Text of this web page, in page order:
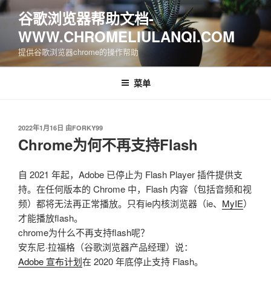
跳
容
谷歌浏览器帮助文档-
WWW.CHROMELIULANQI.COM
提供谷歌浏览器chrome的操作帮助
菜单
发
布
于
2022年1月16日 由FORKY99
Chrome为何不再支持Flash
自 2021 年起，Adobe 已停止为 Flash Player 插件提供支
持。在任何版本的 Chrome 中，Flash 内容（包括音频和视
频）都将无法再正常播放。只有ie内核浏览器（ie、 MyIE）
才能播放flash。
chrome为什么不再支持flash呢？
安东尼·拉福格（谷歌浏览器产品经理）说：
Adobe 宣布计划在 2020 年底停止支持 Flash。